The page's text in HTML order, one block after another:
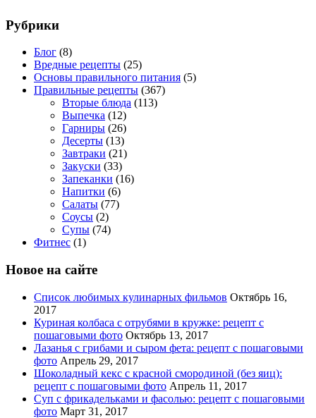
Рубрики
Блог (8)
Вредные рецепты (25)
Основы правильного питания (5)
Правильные рецепты (367)
Вторые блюда (113)
Выпечка (12)
Гарниры (26)
Десерты (13)
Завтраки (21)
Закуски (33)
Запеканки (16)
Напитки (6)
Салаты (77)
Соусы (2)
Супы (74)
Фитнес (1)
Новое на сайте
Список любимых кулинарных фильмов Октябрь 16,
2017
Куриная колбаса с отрубями в кружке: рецепт с
пошаговыми фото Октябрь 13, 2017
Лазанья с грибами и сыром фета: рецепт с пошаговыми
фото Апрель 29, 2017
Шоколадный кекс с красной смородиной (без яиц):
рецепт с пошаговыми фото Апрель 11, 2017
Суп с фрикадельками и фасолью: рецепт с пошаговыми
фото Март 31, 2017